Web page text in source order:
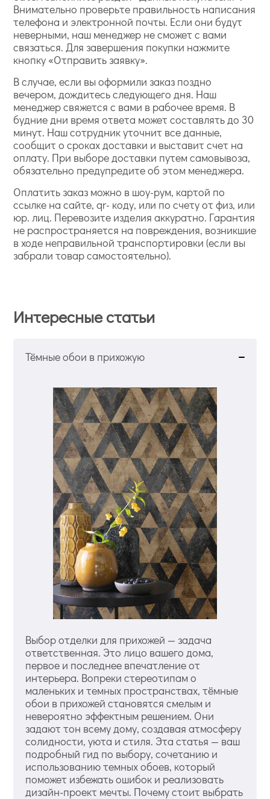
Внимательно проверьте правильность написания
телефона и электронной почты. Если они будут
неверными, наш менеджер не сможет с вами
связаться. Для завершения покупки нажмите
кнопку «Отправить заявку».
В случае, если вы оформили заказ поздно
вечером, дождитесь следующего дня. Наш
менеджер свяжется с вами в рабочее время. В
будние дни время ответа может составлять до 30
минут. Наш сотрудник уточнит все данные,
сообщит о сроках доставки и выставит счет на
оплату. При выборе доставки путем самовывоза,
обязательно предупредите об этом менеджера.
Оплатить заказ можно в шоу-рум, картой по
ссылке на сайте, qr- коду, или по счету от физ, или
юр. лиц. Перевозите изделия аккуратно. Гарантия
не распространяется на повреждения, возникшие
в ходе неправильной транспортировки (если вы
забрали товар самостоятельно).
Интересные статьи
Тёмные обои в прихожую
Выбор отделки для прихожей — задача
ответственная. Это лицо вашего дома,
первое и последнее впечатление от
интерьера. Вопреки стереотипам о
маленьких и темных пространствах, тёмные
обои в прихожей становятся смелым и
невероятно эффектным решением. Они
задают тон всему дому, создавая атмосферу
солидности, уюта и стиля. Эта статья — ваш
подробный гид по выбору, сочетанию и
использованию темных обоев, который
поможет избежать ошибок и реализовать
дизайн-проект мечты. Почему стоит выбрать